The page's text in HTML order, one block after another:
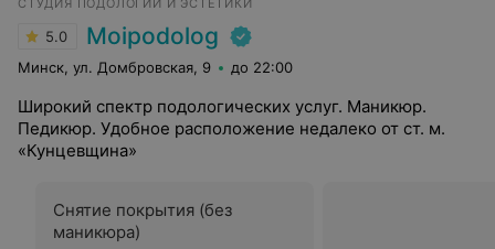
СТУДИЯ ПОДОЛОГИИ И ЭСТЕТИКИ
5.0 Moipodolog
Минск, ул. Домбровская, 9 до 22:00
Широкий спектр подологических услуг. Маникюр.
Педикюр. Удобное расположение недалеко от ст. м.
«Кунцевщина»
Снятие покрытия (без
маникюра)